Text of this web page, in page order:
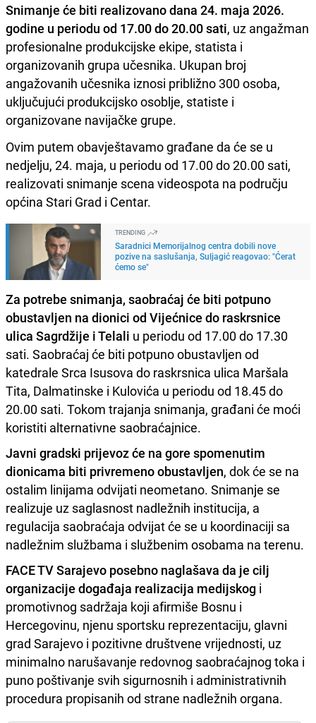
Snimanje će biti realizovano dana 24. maja 2026.
godine u periodu od 17.00 do 20.00 sati, uz angažman
profesionalne produkcijske ekipe, statista i
organizovanih grupa učesnika. Ukupan broj
angažovanih učesnika iznosi približno 300 osoba,
uključujući produkcijsko osoblje, statiste i
organizovane navijačke grupe.
Ovim putem obavještavamo građane da će se u
nedjelju, 24. maja, u periodu od 17.00 do 20.00 sati,
realizovati snimanje scena videospota na području
općina Stari Grad i Centar.
TRENDING
Saradnici Memorijalnog centra dobili nove
pozive na saslušanja, Suljagić reagovao: "Ćerat
ćemo se"
Za potrebe snimanja, saobraćaj će biti potpuno
obustavljen na dionici od Vijećnice do raskrsnice
ulica Sagrdžije i Telali u periodu od 17.00 do 17.30
sati. Saobraćaj će biti potpuno obustavljen od
katedrale Srca Isusova do raskrsnica ulica Maršala
Tita, Dalmatinske i Kulovića u periodu od 18.45 do
20.00 sati. Tokom trajanja snimanja, građani će moći
koristiti alternativne saobraćajnice.
Javni gradski prijevoz će na gore spomenutim
dionicama biti privremeno obustavljen, dok će se na
ostalim linijama odvijati neometano. Snimanje se
realizuje uz saglasnost nadležnih institucija, a
regulacija saobraćaja odvijat će se u koordinaciji sa
nadležnim službama i službenim osobama na terenu.
FACE TV Sarajevo posebno naglašava da je cilj
organizacije događaja realizacija medijskog i
promotivnog sadržaja koji afirmiše Bosnu i
Hercegovinu, njenu sportsku reprezentaciju, glavni
grad Sarajevo i pozitivne društvene vrijednosti, uz
minimalno narušavanje redovnog saobraćajnog toka i
puno poštivanje svih sigurnosnih i administrativnih
procedura propisanih od strane nadležnih organa.